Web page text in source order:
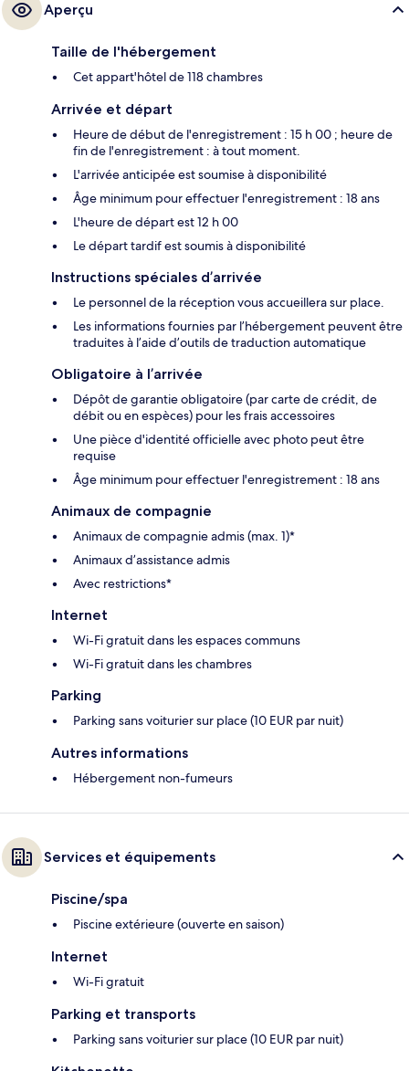
Aperçu
Taille de l'hébergement
Cet appart'hôtel de 118 chambres
Arrivée et départ
Heure de début de l'enregistrement : 15 h 00 ; heure de
fin de l'enregistrement : à tout moment.
L'arrivée anticipée est soumise à disponibilité
Âge minimum pour effectuer l'enregistrement : 18 ans
L'heure de départ est 12 h 00
Le départ tardif est soumis à disponibilité
Instructions spéciales d’arrivée
Le personnel de la réception vous accueillera sur place.
Les informations fournies par l’hébergement peuvent être
traduites à l’aide d’outils de traduction automatique
Obligatoire à l’arrivée
Dépôt de garantie obligatoire (par carte de crédit, de
débit ou en espèces) pour les frais accessoires
Une pièce d'identité officielle avec photo peut être
requise
Âge minimum pour effectuer l'enregistrement : 18 ans
Animaux de compagnie
Animaux de compagnie admis (max. 1)*
Animaux d’assistance admis
Avec restrictions*
Internet
Wi-Fi gratuit dans les espaces communs
Wi-Fi gratuit dans les chambres
Parking
Parking sans voiturier sur place (10 EUR par nuit)
Autres informations
Hébergement non-fumeurs
Services et équipements
Piscine/spa
Piscine extérieure (ouverte en saison)
Internet
Wi-Fi gratuit
Parking et transports
Parking sans voiturier sur place (10 EUR par nuit)